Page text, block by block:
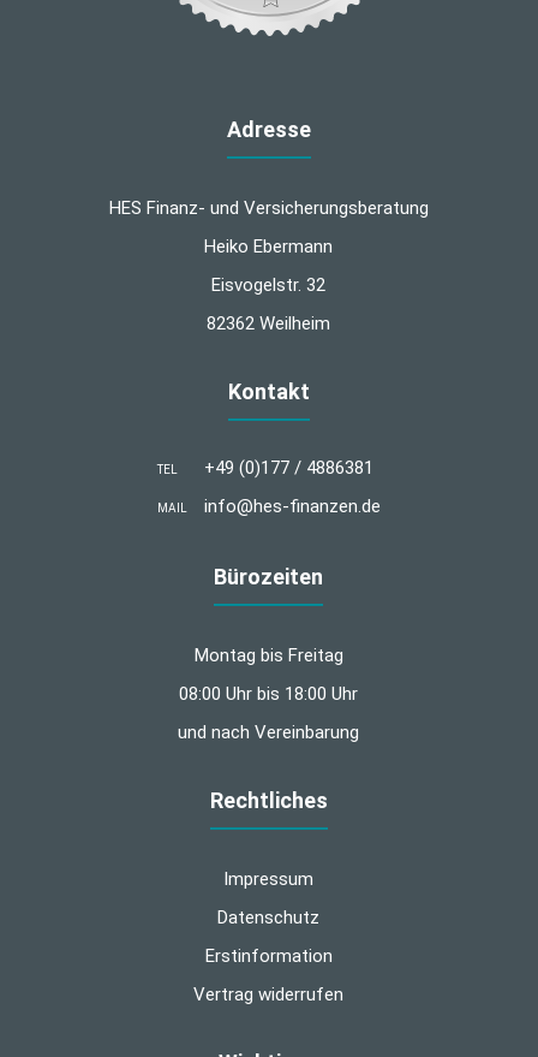
Adresse
HES Finanz- und Versicherungsberatung
Heiko Ebermann
Eisvogelstr. 32
82362 Weilheim
Kontakt
TEL +49 (0)177 / 4886381
MAIL info@hes-finanzen.de
Bürozeiten
Montag bis Freitag
08:00 Uhr bis 18:00 Uhr
und nach Vereinbarung
Rechtliches
Impressum
Datenschutz
Erstinformation
Vertrag widerrufen